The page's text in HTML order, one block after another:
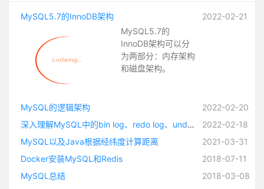
MySQL5.7的InnoDB架构
MySQL5.7的
InnoDB架构可以分
为两部分：内存架构
和磁盘架构。
2022-02-21
MySQL的逻辑架构
2022-02-20
深入理解MySQL中的bin log、redo log、undo log
2022-02-18
MySQL以及Java根据经纬度计算距离
2021-03-31
Docker安装MySQL和Redis
2018-07-11
MySQL总结
2018-03-08